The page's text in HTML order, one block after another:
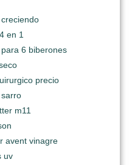
en 1
6 biberones
precio
m11
avent vinagre
uv